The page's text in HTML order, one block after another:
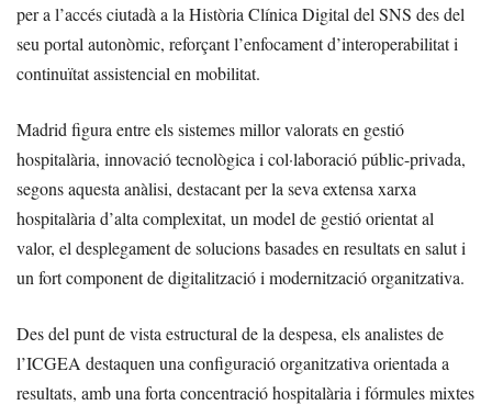
per a l’accés ciutadà a la Història Clínica Digital del SNS des del
seu portal autonòmic, reforçant l’enfocament d’interoperabilitat i
continuïtat assistencial en mobilitat.
Madrid figura entre els sistemes millor valorats en gestió
hospitalària, innovació tecnològica i col·laboració públic-privada,
segons aquesta anàlisi, destacant per la seva extensa xarxa
hospitalària d’alta complexitat, un model de gestió orientat al
valor, el desplegament de solucions basades en resultats en salut i
un fort component de digitalització i modernització organitzativa.
Des del punt de vista estructural de la despesa, els analistes de
l’ICGEA destaquen una configuració organitzativa orientada a
resultats, amb una forta concentració hospitalària i fórmules mixtes